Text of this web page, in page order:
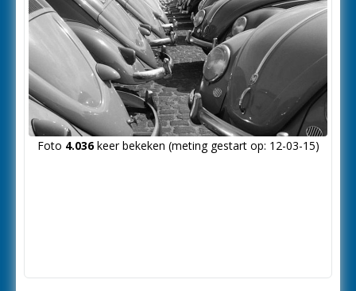
Foto 4.036keer bekeken (meting gestart op: 12-03-15)